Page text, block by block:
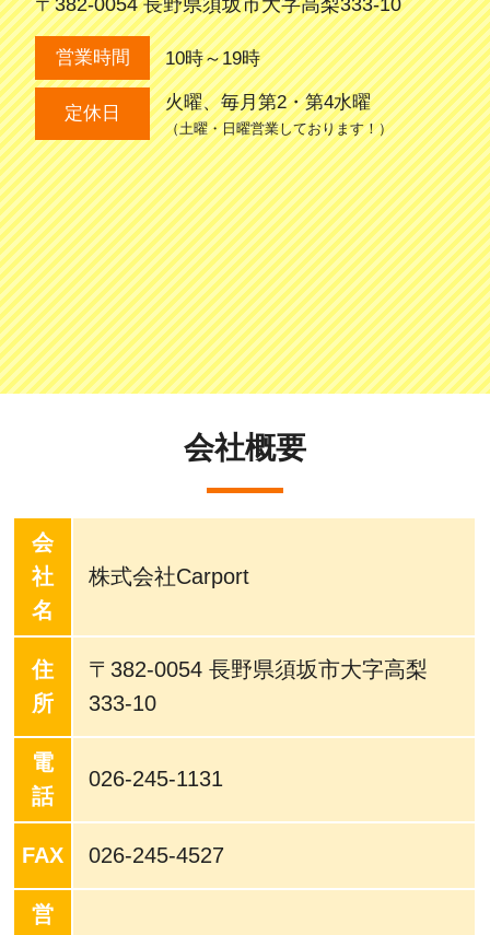
〒382-0054 長野県須坂市大字高梨333-10
営業時間 10時～19時
定休日
火曜、毎月第2・第4水曜
（土曜・日曜営業しております！）
会社概要
会
社
名
株式会社Carport
住
所
〒382-0054 長野県須坂市大字高梨
333-10
電
話
026-245-1131
FAX 026-245-4527
営